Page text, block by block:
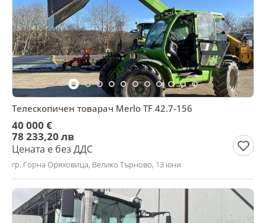
Телескопичен товарач Merlo TF 42.7-156
40 000 €
78 233,20 лв
Цената е без ДДС
гр. Горна Оряховица, Велико Търново, 13 юни